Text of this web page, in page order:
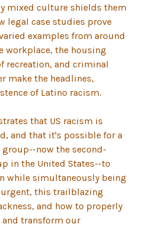
mixed culture shields them
legal case studies prove
examples from around
workplace, the housing
recreation, and criminal
make the headlines,
of Latino racism.
that US racism is
and that it's possible for a
now the second-
in the United States--to
while simultaneously being
this trailblazing
and how to properly
transform our